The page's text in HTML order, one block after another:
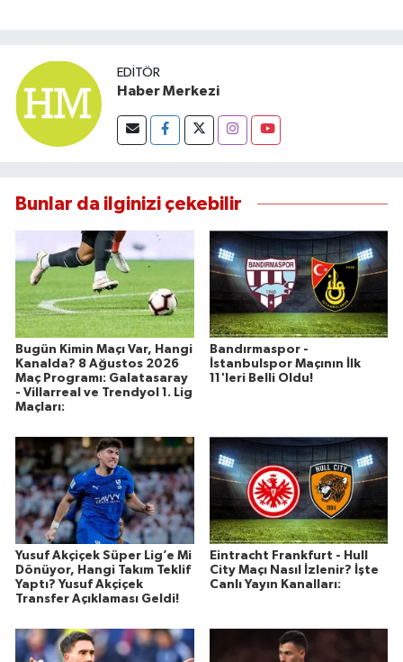
EDITÖR
Haber Merkezi
Bunlar da ilginizi çekebilir
Bugün Kimin Maçı Var, Hangi
Kanalda? 8 Ağustos 2026
Maç Programı: Galatasaray
- Villarreal ve Trendyol 1. Lig
Maçları:
Bandırmaspor -
İstanbulspor Maçının İlk
11'leri Belli Oldu!
Yusuf Akçiçek Süper Lig’e Mi
Dönüyor, Hangi Takım Teklif
Yaptı? Yusuf Akçiçek
Transfer Açıklaması Geldi!
Eintracht Frankfurt - Hull
City Maçı Nasıl İzlenir? İşte
Canlı Yayın Kanalları:
VİZYONDAKİLER
YAŞAM